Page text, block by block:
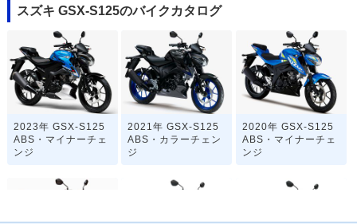
スズキ GSX-S125のバイクカタログ
2023年 GSX-S125
ABS・マイナーチェ
ンジ
2021年 GSX-S125
ABS・カラーチェン
ジ
2020年 GSX-S125
ABS・マイナーチェ
ンジ